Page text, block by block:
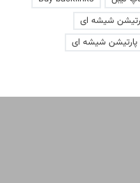
شیشه ای
پارتیشن شیشه ای